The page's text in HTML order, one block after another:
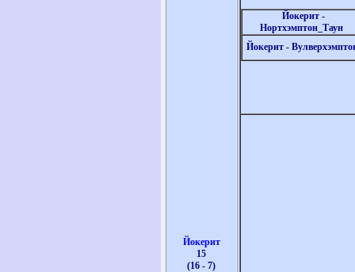
Йокерит
15
(16 - 7)
Йокерит -
Нортхэмптон_Таун
Йокерит -